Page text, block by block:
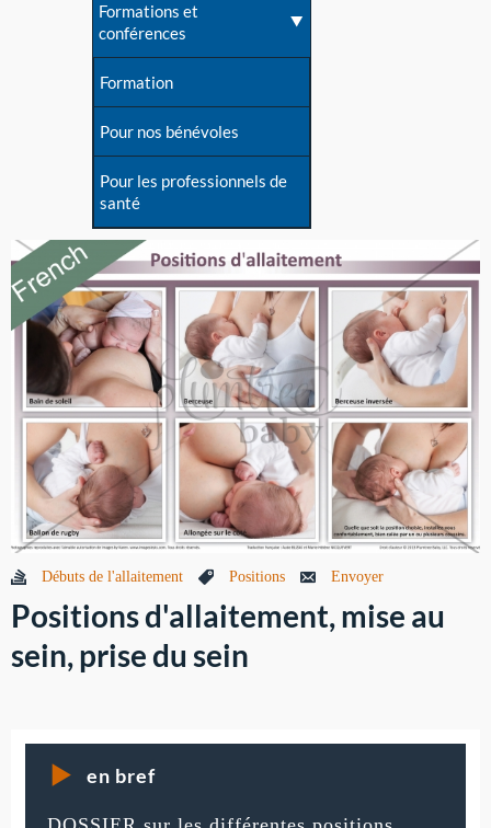
Formations et
conférences
Formation
Pour nos bénévoles
Pour les professionnels de
santé
Débuts de l'allaitement Positions Envoyer
Positions d'allaitement, mise au
sein, prise du sein
en bref